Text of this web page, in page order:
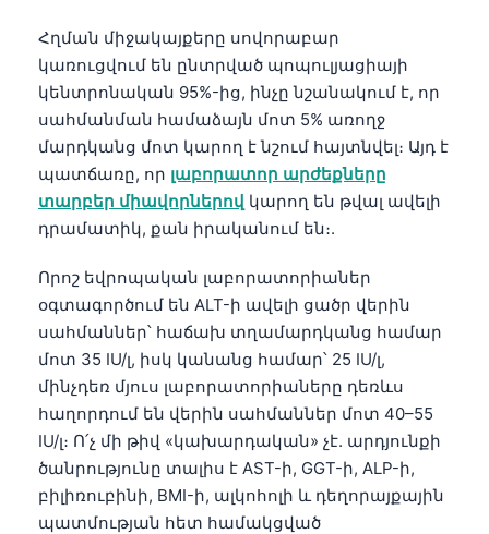
Հղման միջակայքերը սովորաբար
կառուցվում են ընտրված պոպուլյացիայի
կենտրոնական 95%-ից, ինչը նշանակում է, որ
սահմանման համաձայն մոտ 5% առողջ
մարդկանց մոտ կարող է նշում հայտնվել։ Այդ է
պատճառը, որ լաբորատոր արժեքները
տարբեր միավորներով կարող են թվալ ավելի
դրամատիկ, քան իրականում են։.
Որոշ եվրոպական լաբորատորիաներ
օգտագործում են ALT-ի ավելի ցածր վերին
սահմաններ՝ հաճախ տղամարդկանց համար
մոտ 35 IU/լ, իսկ կանանց համար՝ 25 IU/լ,
մինչդեռ մյուս լաբորատորիաները դեռևս
հաղորդում են վերին սահմաններ մոտ 40–55
IU/լ։ Ո՛չ մի թիվ «կախարդական» չէ. արդյունքի
ծանրությունը տալիս է AST-ի, GGT-ի, ALP-ի,
բիլիռուբինի, BMI-ի, ալկոհոլի և դեղորայքային
պատմության հետ համակցված
پښتو
سنڌي
සිංහල
অসমীয়া
Galego
Latviešu valoda
Македонски јазик
Gàidhlig
Occitan
العربية المغربية
Afrikaans
Монгол
ພາສາລາວ